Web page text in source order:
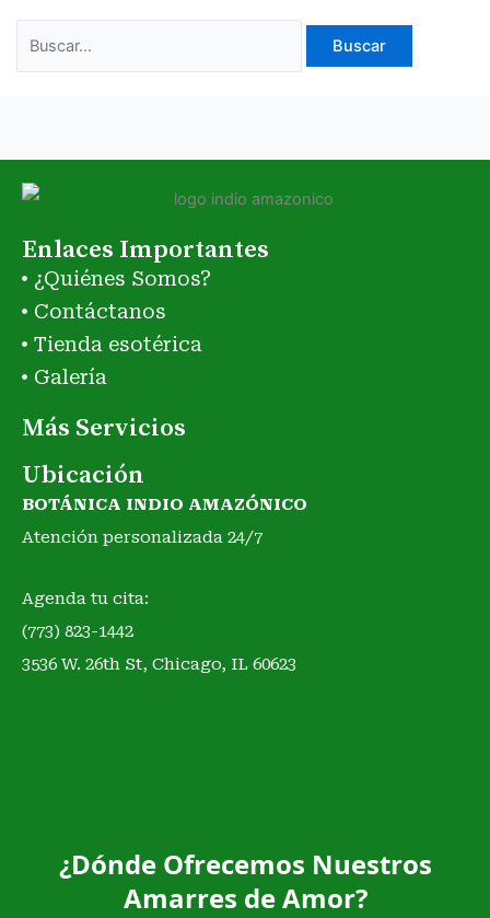
Enlaces Importantes
¿Quiénes Somos?
Contáctanos
Tienda esotérica
Galería
Más Servicios
Ubicación
BOTÁNICA INDIO AMAZÓNICO
Atención personalizada 24/7
Agenda tu cita:
(773) 823-1442
3536 W. 26th St, Chicago, IL 60623
¿Dónde Ofrecemos Nuestros
Amarres de Amor?